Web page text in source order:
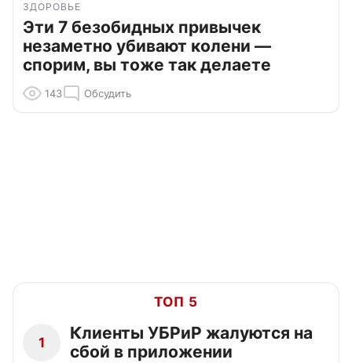
ЗДОРОВЬЕ
Эти 7 безобидных привычек
незаметно убивают колени —
спорим, вы тоже так делаете
143 Обсудить
ТОП 5
1
Клиенты УБРиР жалуются на
сбой в приложении